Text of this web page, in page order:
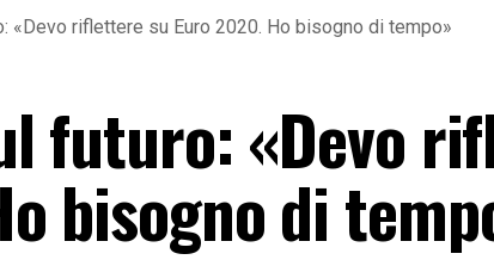
«Devo riflettere su Euro 2020. Ho bisogno di tempo»
futuro: «Devo
bisogno di